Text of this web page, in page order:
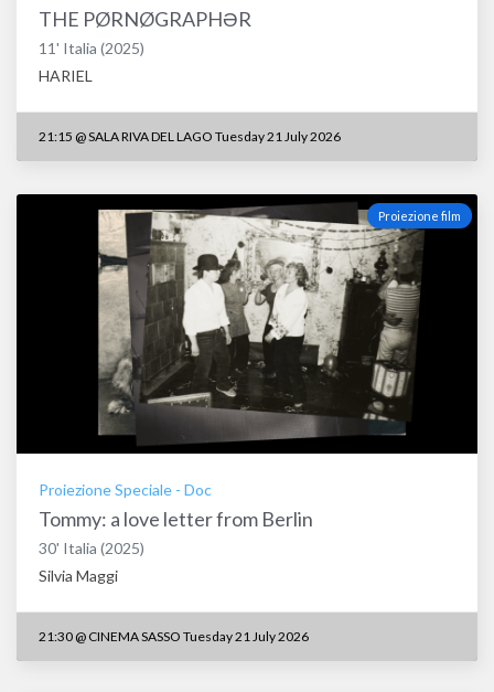
THE PØRNØGRAPHƏR
11' Italia (2025)
HARIEL
21:15 @SALA RIVA DEL LAGO Tuesday 21 July 2026
Proiezione film
Proiezione Speciale - Doc
Tommy: a love letter from Berlin
30' Italia (2025)
Silvia Maggi
21:30 @ CINEMA SASSO Tuesday 21 July 2026